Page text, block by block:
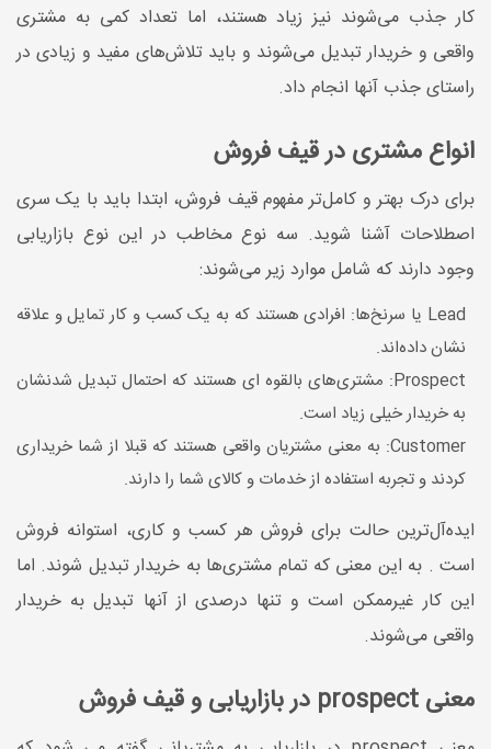
کار جذب می‌شوند نیز زیاد هستند، اما تعداد کمی به مشتری
واقعی و خریدار تبدیل می‌شوند و باید تلاش‌های مفید و زیادی در
راستای جذب آنها انجام داد.
انواع مشتری در قیف فروش
برای درک بهتر و کامل‌تر مفهوم قیف فروش، ابتدا باید با یک سری
اصطلاحات آشنا شوید. سه نوع مخاطب در این نوع بازاریابی
وجود دارند که شامل موارد زیر می‌شوند:
Lead یا سرنخ‌ها: افرادی هستند که به یک کسب و کار تمایل و علاقه
نشان داده‌اند.
Prospect: مشتری‌های بالقوه ای هستند که احتمال تبدیل شدنشان
به خریدار خیلی زیاد است.
Customer: به معنی مشتریان واقعی هستند که قبلا از شما خریداری
کردند و تجربه استفاده از خدمات و کالای شما را دارند.
ایده‌آل‌ترین حالت برای فروش هر کسب و کاری، استوانه فروش
است . به این معنی که تمام مشتری‌ها به خریدار تبدیل شوند. اما
این کار غیرممکن است و تنها درصدی از آنها تبدیل به خریدار
واقعی می‌شوند.
معنی prospect در بازاریابی و قیف فروش